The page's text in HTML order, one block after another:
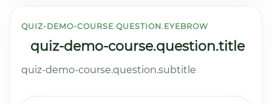
QUIZ-DEMO-COURSE.QUESTION.EYEBROW
quiz-demo-course.question.title
quiz-demo-course.question.subtitle